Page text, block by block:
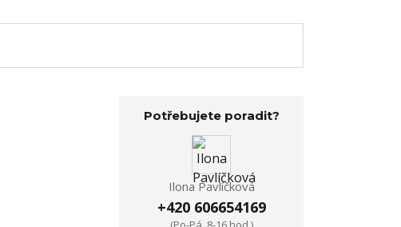
Potřebujete poradit?
Ilona Pavlíčková
+420 606654169